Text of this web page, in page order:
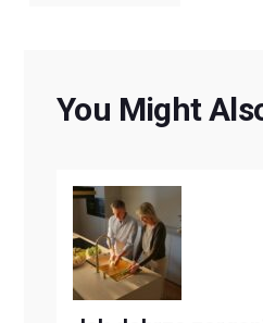
You Might